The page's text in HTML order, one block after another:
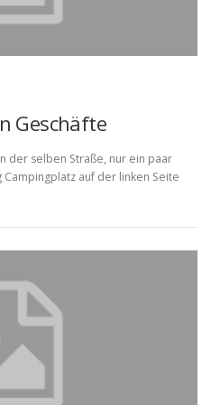
Geschäfte
der selben Straße, nur ein paar
auf der linken Seite